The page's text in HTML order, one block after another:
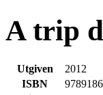
A trip
Utgiven
2012
ISBN